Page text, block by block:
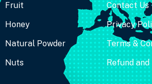
Fruit
Honey
Natural Powder
Nuts
Contact Us
Privacy
Terms &
Refund